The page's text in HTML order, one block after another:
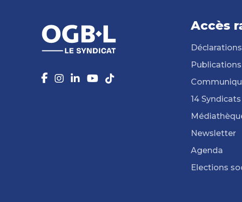
Accès
Publications
14
Newsletter
Agenda
Elections